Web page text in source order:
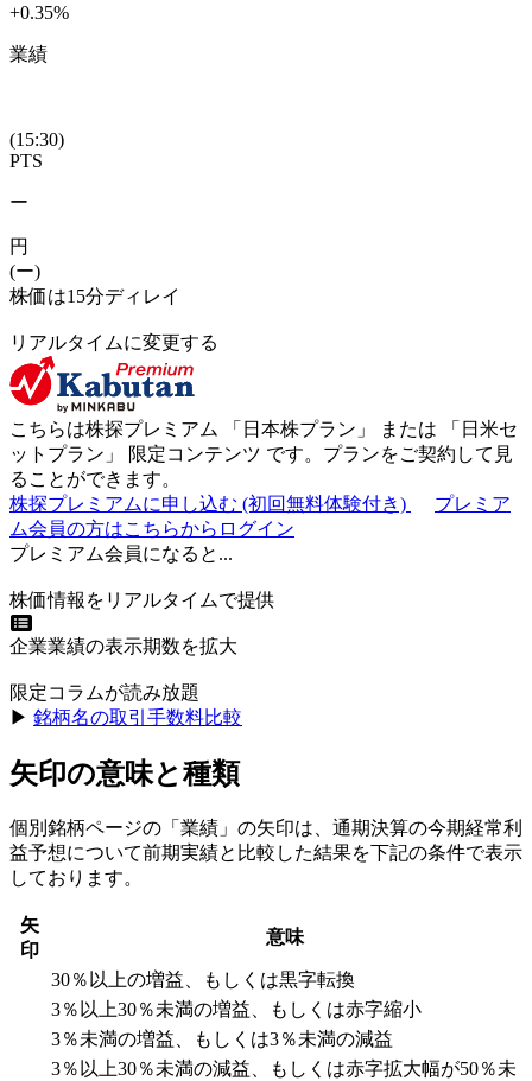
+0.35%
業績
(15:30)
PTS
ー
円
(ー)
株価は15分ディレイ
リアルタイムに変更する
こちらは株探プレミアム 「 日本株プラン 」 または 「 日米セ
ットプラン 」 限定コンテンツ です。プランをご契約して見
ることができます。
株探プレミアムに申し込む (初回無料体験付き)
プレミア
ム会員の方はこちらからログイン
プレミアム会員になると...
株価情報をリアルタイムで提供
企業業績の表示期数を拡大
限定コラムが読み放題
▶︎ 銘柄名の取引手数料比較
矢印の意味と種類
個別銘柄ページの「業績」の矢印は、通期決算の今期経常利
益予想について前期実績と比較した結果を下記の条件で表示
しております。
矢
印
意味
30％以上の増益、もしくは黒字転換
3％以上30％未満の増益、もしくは赤字縮小
3％未満の増益、もしくは3％未満の減益
3％以上30％未満の減益、もしくは赤字拡大幅が50％未